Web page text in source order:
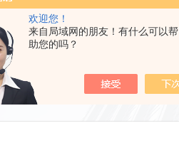
欢迎您！
来自局域网的朋友！有什么可以帮
助您的吗？